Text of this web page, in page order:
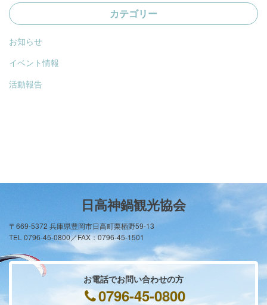
カテゴリー
お知らせ
イベント情報
活動報告
日高神鍋観光協会
〒669-5372 兵庫県豊岡市日高町栗栖野59-13
TEL 0796-45-0800／FAX：0796-45-1501
お電話でお問い合わせの方
0796-45-0800